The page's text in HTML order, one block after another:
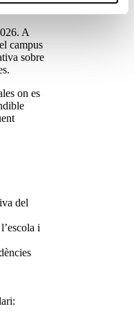
de
A
campus
sobre
on es
del
i